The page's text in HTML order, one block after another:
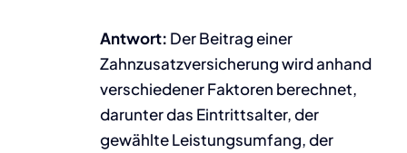
Antwort: Der Beitrag einer
Zahnzusatzversicherung wird anhand
verschiedener Faktoren berechnet,
darunter das Eintrittsalter, der
gewählte Leistungsumfang, der